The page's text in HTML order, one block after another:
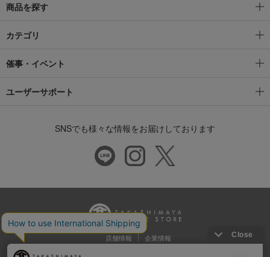
商品を探す
カテゴリ
催事・イベント
ユーザーサポート
SNSでも様々な情報をお届けしております
店舗情報 企業情報